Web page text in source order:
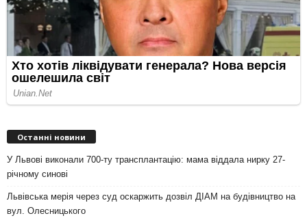
Останні новини
У Львові виконали 700-ту трансплантацію: мама віддала нирку 27-
річному синові
Львівська мерія через суд оскаржить дозвіл ДІАМ на будівництво на
вул. Олесницького